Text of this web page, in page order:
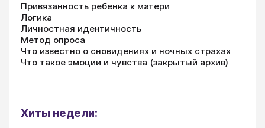
Привязанность ребенка к матери
Логика
Личностная идентичность
Метод опроса
Что известно о сновидениях и ночных страхах
Что такое эмоции и чувства (закрытый архив)
Хиты недели: